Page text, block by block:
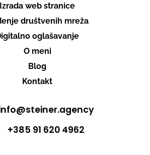
Izrada web stranice
društvenih mreža
oglašavanje
O meni
Blog
Kontakt
+385 91 620 4962